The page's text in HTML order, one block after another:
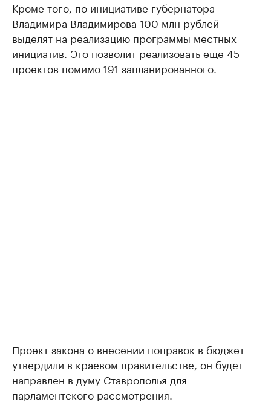
Кроме того, по инициативе губернатора
Владимира Владимирова 100 млн рублей
выделят на реализацию программы местных
инициатив. Это позволит реализовать еще 45
проектов помимо 191 запланированного.
Проект закона о внесении поправок в бюджет
утвердили в краевом правительстве, он будет
направлен в думу Ставрополья для
парламентского рассмотрения.